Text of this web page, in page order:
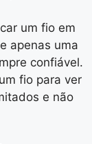
um fio em
apenas uma
confiável.
fio para ver
e não